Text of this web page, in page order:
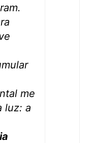
me
luz: a